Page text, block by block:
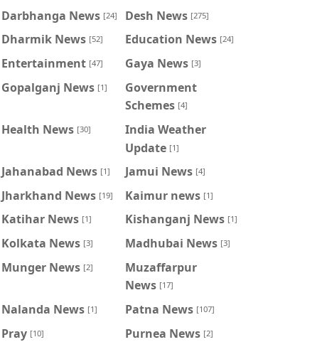
Darbhanga News [24] Desh News [275]
Dharmik News [52] Education News [24]
Entertainment [47] Gaya News [3]
Gopalganj News [1]
Government
Schemes [4]
Health News [30]
India Weather
Update [1]
Jahanabad News [1] Jamui News [4]
Jharkhand News [19] Kaimur news [1]
Katihar News [1] Kishanganj News [1]
Kolkata News [3] Madhubai News [3]
Munger News [2]
Muzaffarpur
News [17]
Nalanda News [1] Patna News [107]
Pray [10] Purnea News [2]